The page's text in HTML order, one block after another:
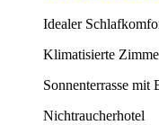
Idealer
Klimatisierte
Sonnenterrasse
Nichtraucherhotel